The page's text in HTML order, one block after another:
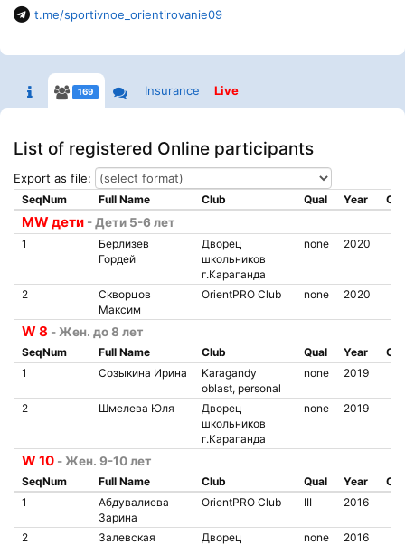
t.me/sportivnoe_orientirovanie09
169 Insurance Live
List of registered Online participants
Export as file:
MW дети - Дети 5-6 лет
SeqNum Full Name Club Qual Year
1
Берлизев
Гордей
Дворец
школьников
г.Караганда
none 2020
2
Скворцов
Максим
OrientPRO Club none 2020
W 8 - Жен. до 8 лет
SeqNum Full Name Club Qual Year
1
Созыкина Ирина
Karagandy
oblast, personal
none 2019
2 Шмелева Юля
Дворец
школьников
г.Караганда
none 2019
W 10 - Жен. 9-10 лет
SeqNum Full Name Club Qual Year
1
Абдувалиева
Зарина
OrientPRO Club III 2016
2
Залевская
Дворец
none 2016